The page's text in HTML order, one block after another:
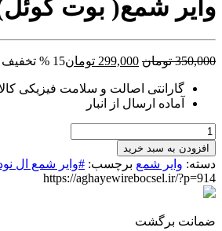
وایر شمع( بوت کوئل) ال90
350,000 تومان قیمت
350,000 تومان
بود.
299,000 تومان15 % تخفیف
گارانتی اصالت و سلامت فیزیکی
آماده ارسال از انبار
وایر
شمع(
بوت
کوئل)
ال90
برو
افزودن به سبد خرید
دسته: وایر شمع برچسب: #وایر شمع ال
https://aghayewirebocsel.ir/?p=914
ضمانت برگشت